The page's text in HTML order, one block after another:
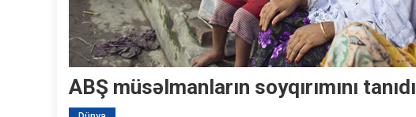
ABŞ müsəlmanların soyqırımını tanıdı